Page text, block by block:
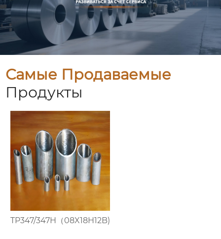
Самые Продаваемые
Продукты
TP347/347H（08X18H12B)